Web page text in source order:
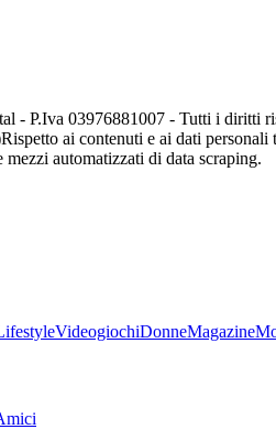
- P.Iva 03976881007 - Tutti i diritti
Rispetto ai contenuti e ai dati
automatizzati di data scraping.
VideogiochiDonneMagazine